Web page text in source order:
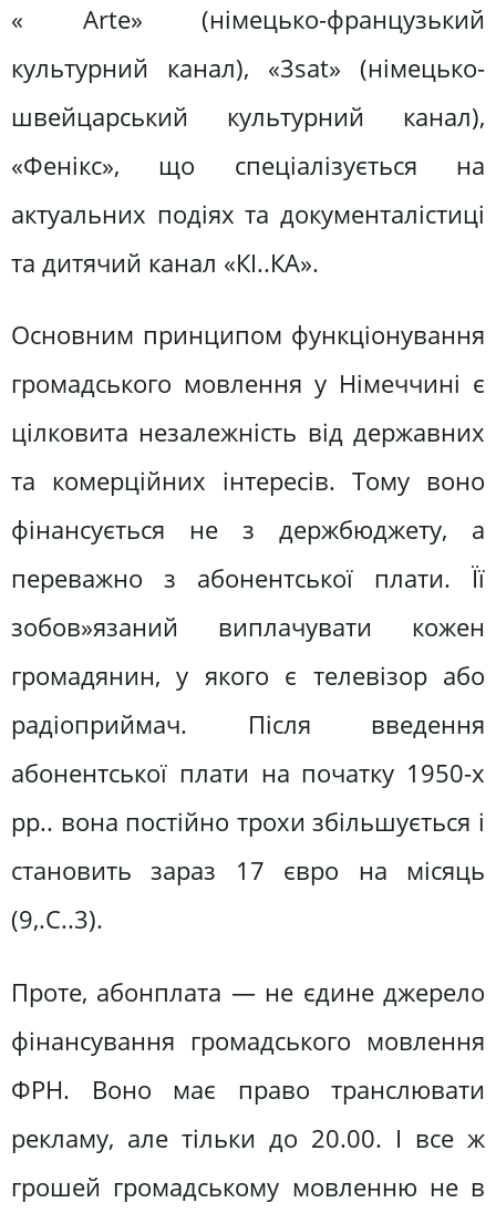
« Arte» (німецько-французький
культурний канал), «3sat» (німецько-
швейцарський культурний канал),
«Фенікс», що спеціалізується на
актуальних подіях та документалістиці
та дитячий канал «КІ..КА».
Основним принципом функціонування
громадського мовлення у Німеччині є
цілковита незалежність від державних
та комерційних інтересів. Тому воно
фінансується не з держбюджету, а
переважно з абонентської плати. Її
зобов»язаний виплачувати кожен
громадянин, у якого є телевізор або
радіоприймач. Після введення
абонентської плати на початку 1950-х
рр.. вона постійно трохи збільшується і
становить зараз 17 євро на місяць
(9,.С..3).
Проте, абонплата — не єдине джерело
фінансування громадського мовлення
ФРН. Воно має право транслювати
рекламу, але тільки до 20.00. І все ж
грошей громадському мовленню не в